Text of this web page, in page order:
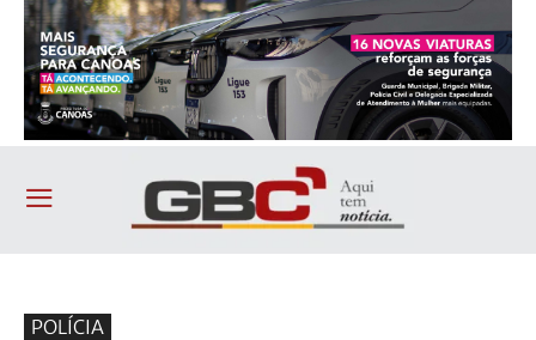
POLÍCIA